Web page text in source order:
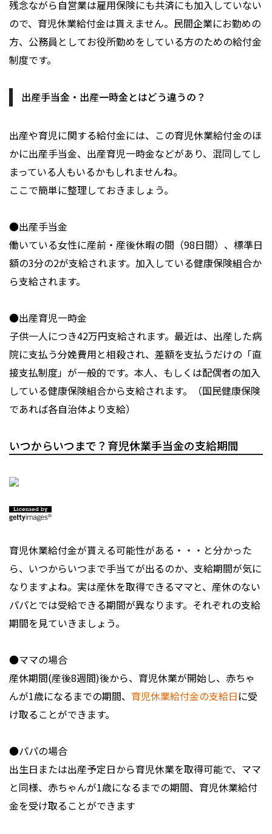
残念ながら自営業は雇用保険にも共済にも加入していない
ので、育児休業給付金は貰えません。民間企業にお勤めの
方、公務員としてお役所勤めをしている方のための給付金
制度です。
出産手当金・出産一時金とはどう違うの？
出産や育児に関する給付金には、この育児休業給付金のほ
かに出産手当金、出産育児一時金などがあり、混同してし
まっている人もいるかもしれませんね。
ここで簡単に整理しておきましょう。
●出産手当金
働いている女性に産前・産後休暇の間（98日間）、標準日
額の3分の2が支給されます。加入している健康保険組合か
ら支給されます。
●出産育児一時金
子供一人につき42万円支給されます。最近は、出産した病
院に支払う分娩費用と相殺され、差額を支払うだけの「直
接支払制度」が一般的です。本人、もしくは配偶者の加入
している健康保険組合から支給されます。（国民健康保険
であれば各自治体より支給）
いつからいつまで？育児休業手当金の支給期間
育児休業給付金が貰える可能性がある・・・と分かった
ら、いつからいつまで手当てが出るのか、支給期間が気に
なりますよね。実は産休を取得できるママと、産休のない
パパとでは受給できる期間が異なります。それぞれの支給
期間を見ていきましょう。
●ママの場合
産休期間(産後8週間)後から、育児休業が開始し、赤ちゃ
んが1歳になるまでの期間、 育児休業給付金の支給日に受
け取ることができます。
●パパの場合
出生日または出産予定日から育児休業を取得可能で、ママ
と同様、赤ちゃんが1歳になるまでの期間、育児休業給付
金を受け取ることができます